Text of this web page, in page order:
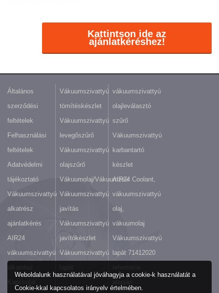
Kattintson ide az
ajánlatkéréshez!
Általános
szerződési
feltételek
Felhasználási
feltételek
Adatvédelmi
tájékoztató
Vákuumszivattyú
alkatrész
ajánlatkérés
AIR24
vákuumszivattyú
Vákuumszivattyú
tömítéskészlet
Vákuumszivattyú
levegőszűrő
Vákuumszivattyú
olajszűrő
Vákuumolaj/Vákuumzsír
Vákuumszivattyú
javítás
Vákuumszivattyú
javítókészlet
Vákuumszivattyú
vákuumszivattyú
olajleválasztó
szűrő
Vákuumszivattyú
karbantartó
készlet
AIR24 Coolant,
vákuumszivattyú
olaj,
vákuumolaj
Vákuumszivattyú
lapát 71412020
Weboldalunk használatával jóváhagyja a cookie-k használatát a
Cookie-kkal kapcsolatos irányelv értelmében.